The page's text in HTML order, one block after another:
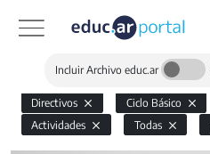
Incluir Archivo educ.ar
Directivos Ciclo Básico
Actividades
Todas